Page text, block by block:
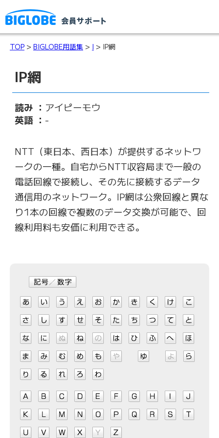
TOP > BIGLOBE用語集 > I > IP網
IP網
読み ： アイピーモウ
英語 ： -
NTT（東日本、西日本）が提供するネットワ
ークの一種。自宅からNTT収容局まで一般の
電話回線で接続し、その先に接続するデータ
通信用のネットワーク。IP網は公衆回線と異な
り1本の回線で複数のデータ交換が可能で、回
線利用料も安価に利用できる。